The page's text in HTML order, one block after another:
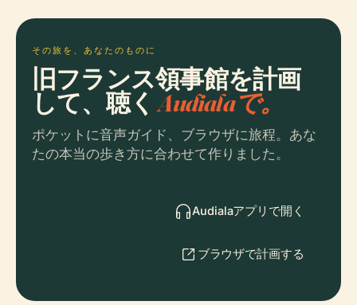
その旅を、あなたのものに
旧フランス領事館を計画
して、聴くAudialaで。
ポケットに音声ガイド、ブラウザに旅程。あな
たの本当の歩き方に合わせて作りました。
Audialaアプリで開く
ブラウザで計画する